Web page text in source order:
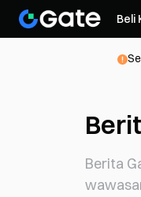
Beli
Berita